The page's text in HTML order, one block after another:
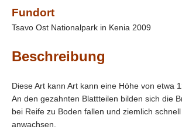
Fundort
Tsavo Ost Nationalpark in Kenia 2009
Beschreibung
Diese Art kann Art kann eine Höhe von etwa
An den gezahnten Blattteilen bilden sich die
bei Reife zu Boden fallen und ziemlich
anwachsen.